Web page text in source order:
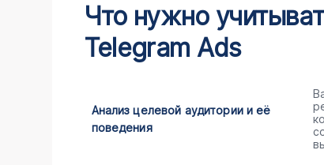
Что нужно
Telegram Ads
Анализ целевой аудитории и её
поведения